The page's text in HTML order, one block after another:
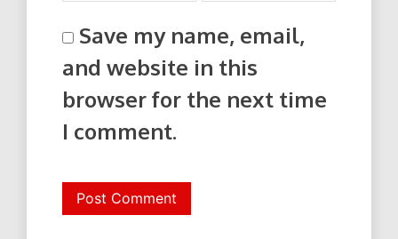
Save my name, email,
and website in this
browser for the next time
I comment.